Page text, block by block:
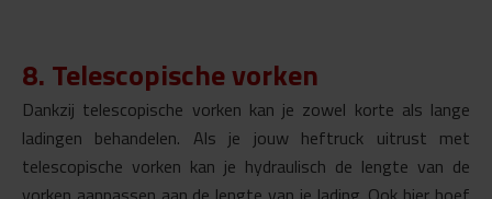
8. Telescopische vorken
Dankzij telescopische vorken kan je zowel korte als lange
ladingen behandelen. Als je jouw heftruck uitrust met
telescopische vorken kan je hydraulisch de lengte van de